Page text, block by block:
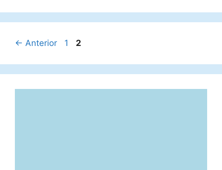
← Anterior Página
1 Página
2